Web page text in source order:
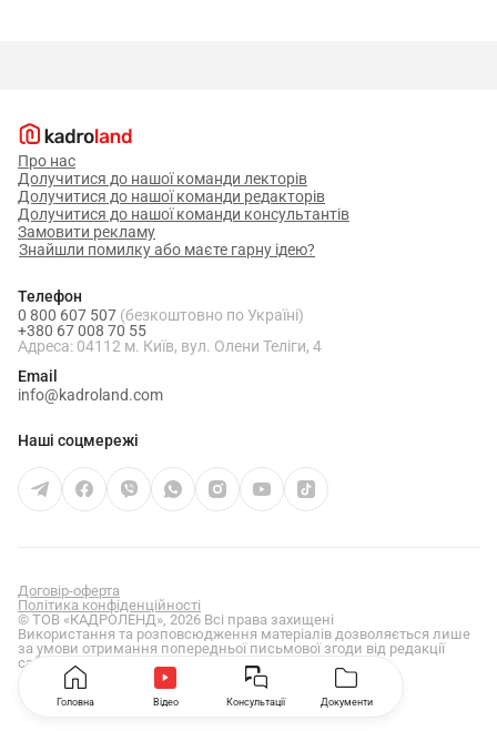
Про нас
Долучитися до нашої команди лекторів
Долучитися до нашої команди редакторів
Долучитися до нашої команди консультантів
Замовити рекламу
Знайшли помилку або маєте гарну ідею?
Телефон
0 800 607 507 (безкоштовно по Україні)
+380 67 008 70 55
Адреса: 04112 м. Київ, вул. Олени Теліги, 4
Email
info@kadroland.com
Наші соцмережі
Договір-оферта
Політика конфіденційності
© ТОВ «КАДРОЛЕНД», 2026 Всі права захищені
Використання та розповсюдження матеріалів дозволяється лише
за умови отримання попередньої письмової згоди від редакції
сайту
kadroland.com
Головна Відео Консультації Документи